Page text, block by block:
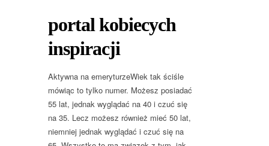
portal kobiecych
inspiracji
Aktywna na emeryturzeWiek tak ściśle
mówiąc to tylko numer. Możesz posiadać
55 lat, jednak wyglądać na 40 i czuć się
na 35. Lecz możesz również mieć 50 lat,
niemniej jednak wyglądać i czuć się na